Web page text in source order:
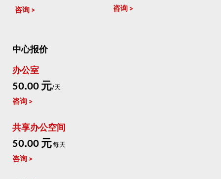
咨询 咨询
中心报价
办公室
50.00 元/天
咨询
共享办公空间
50.00 元每天
咨询